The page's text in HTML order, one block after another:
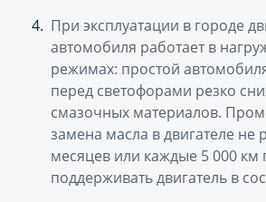
При эксплуатации в городе
автомобиля работает в
режимах: простой
перед светофорами резко
смазочных материалов.
замена масла в двигателе не
месяцев или каждые 5 000 км
поддерживать двигатель в